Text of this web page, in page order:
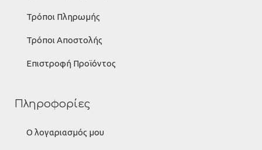
Τρόποι Πληρωμής
Τρόποι Αποστολής
Επιστροφή Προϊόντος
Πληροφορίες
Ο λογαριασμός μου